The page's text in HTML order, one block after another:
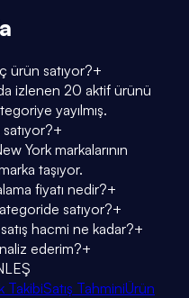
ürün satıyor?+
izlenen 20 aktif ürünü
yayılmış.
+
York markalarının
taşıyor.
fiyatı nedir?+
satıyor?+
satış hacmi ne kadar?+
ederim?+
TakibiSatış TahminiÜrün